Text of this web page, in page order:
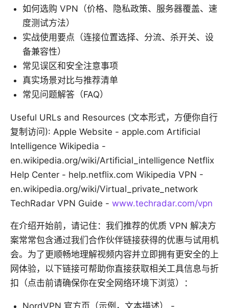
如何选购 VPN（价格、隐私政策、服务器覆盖、速
度测试方法）
实战使用要点（连接位置选择、分流、杀开关、设
备兼容性）
常见误区和安全注意事项
真实场景对比与推荐清单
常见问题解答（FAQ）
Useful URLs and Resources (文本形式，方便你自行
复制访问): Apple Website - apple.com Artificial
Intelligence Wikipedia -
en.wikipedia.org/wiki/Artificial_intelligence Netflix
Help Center - help.netflix.com Wikipedia VPN -
en.wikipedia.org/wiki/Virtual_private_network
TechRadar VPN Guide - www.techradar.com/vpn
在介绍开始前，请记住：我们推荐的优质 VPN 解决方
案常常包含通过我们合作伙伴链接获得的优惠与试用机
会。为了更顺畅地理解视频内容并立即拥有更安全的上
网体验，以下链接可帮助你直接获取相关工具信息与折
扣（点击前请确保你在安全网络环境下浏览）：
NordVPN 官方页（示例，文本描述） -